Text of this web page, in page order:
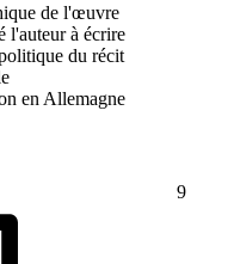
de l'œuvre
l'auteur à écrire
du récit
en Allemagne
9